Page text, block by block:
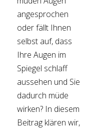
angesprochen
oder fällt Ihnen
selbst auf, dass
Ihre Augen im
Spiegel schlaff
aussehen und Sie
dadurch müde
wirken? In diesem
Beitrag klären wir,